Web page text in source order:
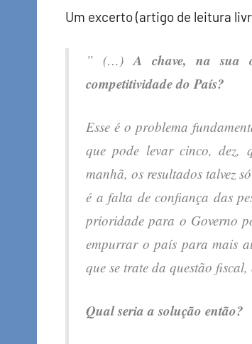
Um excerto (artigo de leitura
” (…)A chave, na sua
competitividade do País?
Esse é o problema
que pode levar cinco, dez,
manhã, os resultados talvez
é a falta de confiança das
prioridade para o Governo
empurrar o país para mais
que se trate da questão
Qual seria a solução então?